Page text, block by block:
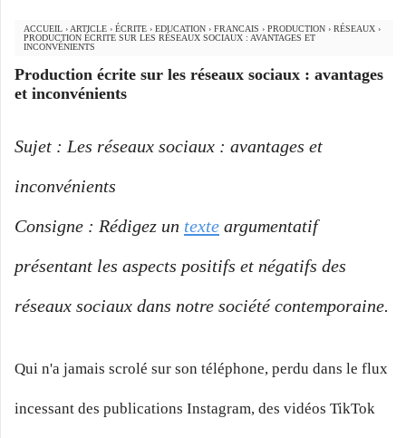
ACCUEIL › ARTICLE › ÉCRITE › EDUCATION › FRANCAIS › PRODUCTION › RÉSEAUX ›
PRODUCTION ÉCRITE SUR LES RÉSEAUX SOCIAUX : AVANTAGES ET
INCONVÉNIENTS
Production écrite sur les réseaux sociaux : avantages
et inconvénients
Sujet : Les réseaux sociaux : avantages et
inconvénients
Consigne : Rédigez un texte argumentatif
présentant les aspects positifs et négatifs des
réseaux sociaux dans notre société contemporaine.
Qui n'a jamais scrolé sur son téléphone, perdu dans le flux
incessant des publications Instagram, des vidéos TikTok